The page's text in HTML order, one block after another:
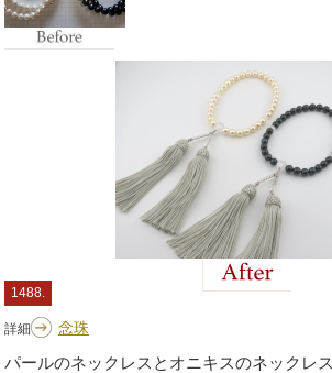
1488.
詳細 念珠
パールのネックレスとオニキスのネックレ